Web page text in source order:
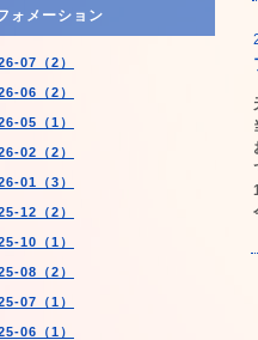
ォメーション
07（2）
06（2）
05（1）
02（2）
01（3）
12（2）
10（1）
08（2）
07（1）
06（1）